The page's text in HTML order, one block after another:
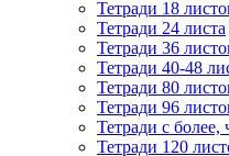
Тетради 18
Тетради 24 листа
Тетради 36
Тетради 40-48
Тетради 80
Тетради 96
Тетради с более,
Тетради 120